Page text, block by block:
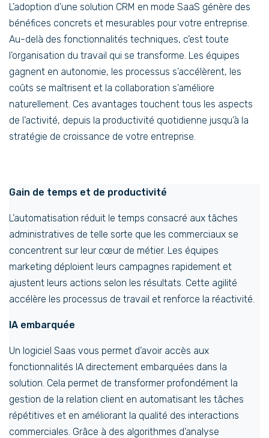
L’adoption d’une solution CRM en mode SaaS génère des
bénéfices concrets et mesurables pour votre entreprise.
Au-delà des fonctionnalités techniques, c’est toute
l’organisation du travail qui se transforme. Les équipes
gagnent en autonomie, les processus s’accélèrent, les
coûts se maîtrisent et la collaboration s’améliore
naturellement. Ces avantages touchent tous les aspects
de l’activité, depuis la productivité quotidienne jusqu’à la
stratégie de croissance de votre entreprise.
Gain de temps et de productivité
L’automatisation réduit le temps consacré aux tâches
administratives de telle sorte que les commerciaux se
concentrent sur leur cœur de métier. Les équipes
marketing déploient leurs campagnes rapidement et
ajustent leurs actions selon les résultats. Cette agilité
accélère les processus de travail et renforce la réactivité.
IA embarquée
Un logiciel Saas vous permet d’avoir accès aux
fonctionnalités IA directement embarquées dans la
solution. Cela permet de transformer profondément la
gestion de la relation client en automatisant les tâches
répétitives et en améliorant la qualité des interactions
commerciales. Grâce à des algorithmes d’analyse